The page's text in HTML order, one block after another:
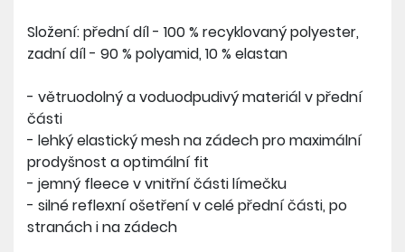
Složení: přední díl - 100 % recyklovaný polyester,
zadní díl - 90 % polyamid, 10 % elastan
- větruodolný a voduodpudivý materiál v přední
části
- lehký elastický mesh na zádech pro maximální
prodyšnost a optimální fit
- jemný fleece v vnitřní části límečku
- silné reflexní ošetření v celé přední části, po
stranách i na zádech